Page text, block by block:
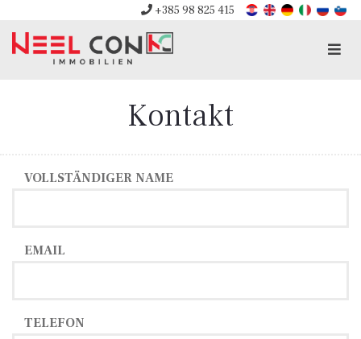
+385 98 825 415
Kontakt
VOLLSTÄNDIGER NAME
EMAIL
TELEFON